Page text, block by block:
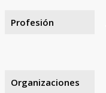
Profesión
Organizaciones